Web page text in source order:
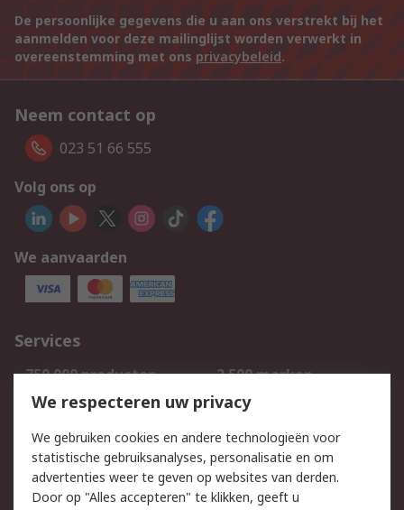
De persoonlijke gegevens die u aan ons verstrekt bij het
aanmelden voor deze mailinglijst worden verwerkt in
overeenstemming met ons privacybeleid.
Neem contact op
023 51 66 555
Volg ons op
We aanvaarden
Services
750.000 producten
2.500 merken
Bestellen
Inkoopoplossingen
Track & Trace
Wettelijk
We respecteren uw privacy
We gebruiken cookies en andere technologieën voor
statistische gebruiksanalyses, personalisatie en om
advertenties weer te geven op websites van derden.
Door op "Alles accepteren" te klikken, geeft u